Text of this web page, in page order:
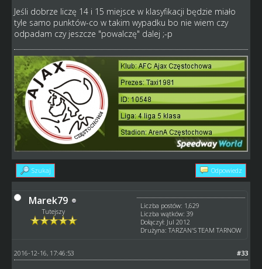
Jeśli dobrze liczę 14 i 15 miejsce w klasyfikacji będzie miało
tyle samo punktów-co w takim wypadku bo nie wiem czy
odpadam czy jeszcze "powalczę" dalej ;-p
Szukaj Odpowiedz
Marek79
Tutejszy
Liczba postów: 1,629
Liczba wątków: 39
Dołączył: Jul 2012
Drużyna: TARZAN'S TEAM TARNOW
#33
2016-12-16, 17:46:53